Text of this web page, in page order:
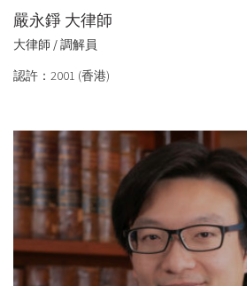
嚴永錚 大律師
大律師 / 調解員
認許：2001 (香港)